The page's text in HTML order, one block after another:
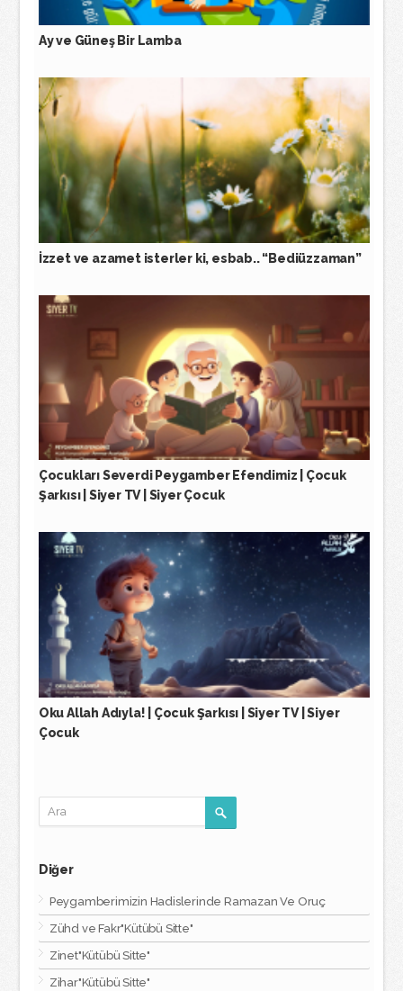
Ay ve Güneş Bir Lamba
İzzet ve azamet isterler ki, esbab.. “Bediüzzaman”
Çocukları Severdi Peygamber Efendimiz | Çocuk
Şarkısı | Siyer TV | Siyer Çocuk
Oku Allah Adıyla! | Çocuk Şarkısı | Siyer TV | Siyer
Çocuk
Diğer
Peygamberimizin Hadislerinde Ramazan Ve Oruç
Zühd ve Fakr"Kütübü Sitte"
Zinet"Kütübü Sitte"
Zihar"Kütübü Sitte"